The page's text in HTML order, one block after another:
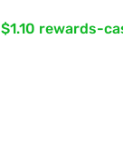
$1.10 rewards-